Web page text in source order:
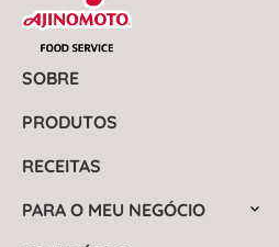
SOBRE
PRODUTOS
RECEITAS
PARA O MEU NEGÓCIO